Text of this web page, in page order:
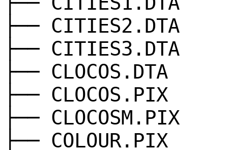
├── CITIES2.DTA
├── CITIES3.DTA
├── CLOCOS.DTA
├── CLOCOS.PIX
├── CLOCOSM.PIX
├── COLOUR.PIX